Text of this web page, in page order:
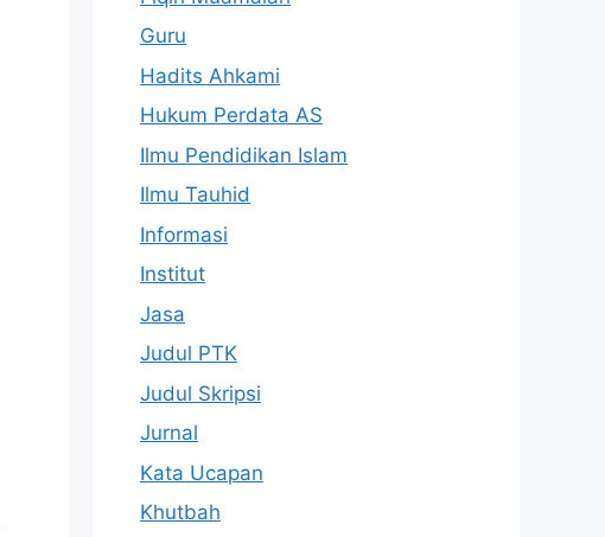
Guru
Hadits Ahkami
Hukum Perdata AS
Ilmu Pendidikan Islam
Ilmu Tauhid
Informasi
Institut
Jasa
Judul PTK
Judul Skripsi
Jurnal
Kata Ucapan
Khutbah